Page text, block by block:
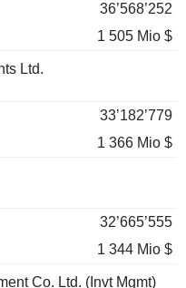
36’568’252
1 505 Mio $
Ltd.
33’182’779
1 366 Mio $
32’665’555
1 344 Mio $
Co. Ltd. (Invt Mgmt)